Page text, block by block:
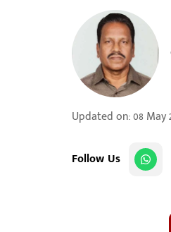
Updated on:08 May
Follow Us